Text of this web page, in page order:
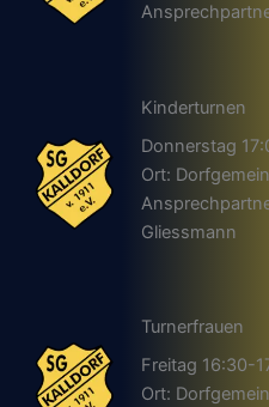
Kinderturnen
Donnerstag
Ort:
Gliessmann
Turnerfrauen
Freitag 16:30-
Ort: